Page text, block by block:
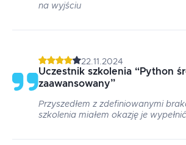
na wyjściu
22.11.2024
Uczestnik szkolenia “Python
zaawansowany”
Przyszedłem z zdefiniowanymi
szkolenia miałem okazję je